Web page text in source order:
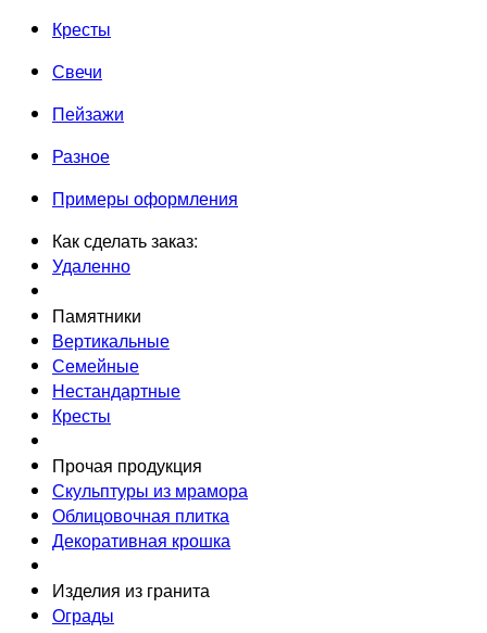
Кресты
Свечи
Пейзажи
Разное
Примеры оформления
Как сделать заказ:
Удаленно
Памятники
Вертикальные
Семейные
Нестандартные
Кресты
Прочая продукция
Скульптуры из мрамора
Облицовочная плитка
Декоративная крошка
Изделия из гранита
Ограды